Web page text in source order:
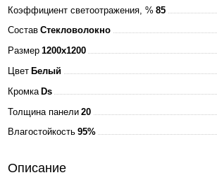
Коэффициент светоотражения, % 85
Состав Стекловолокно
Размер 1200x1200
Цвет Белый
Кромка Ds
Толщина панели 20
Влагостойкость 95%
Описание